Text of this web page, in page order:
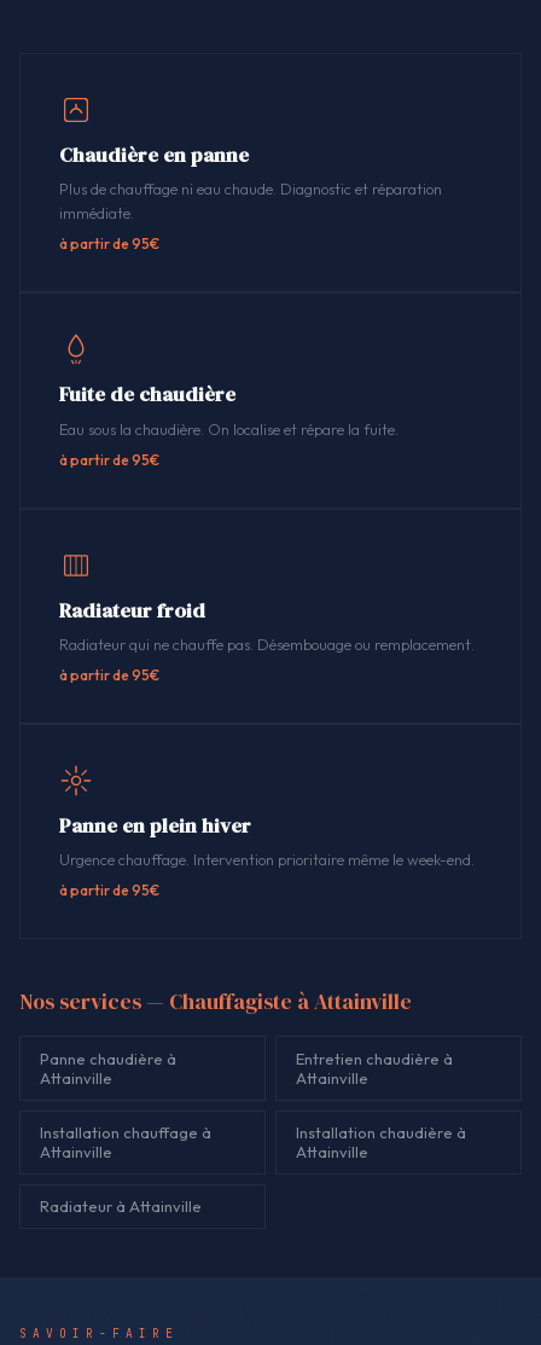
Chaudière en panne
Plus de chauffage ni eau chaude. Diagnostic et réparation
immédiate.
à partir de 95€
Fuite de chaudière
Eau sous la chaudière. On localise et répare la fuite.
à partir de 95€
Radiateur froid
Radiateur qui ne chauffe pas. Désembouage ou remplacement.
à partir de 95€
Panne en plein hiver
Urgence chauffage. Intervention prioritaire même le week-end.
à partir de 95€
Nos services — Chauffagiste à Attainville
Panne chaudière à
Attainville
Entretien chaudière à
Attainville
Installation chauffage à
Attainville
Installation chaudière à
Attainville
Radiateur à Attainville
SAVOIR-FAIRE